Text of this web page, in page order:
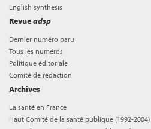
English synthesis
Revueadsp
Dernier numéro paru
Tous les numéros
Politique éditoriale
Comité de rédaction
Archives
La santé en France
Haut Comité de la santé publique (1992-2004)